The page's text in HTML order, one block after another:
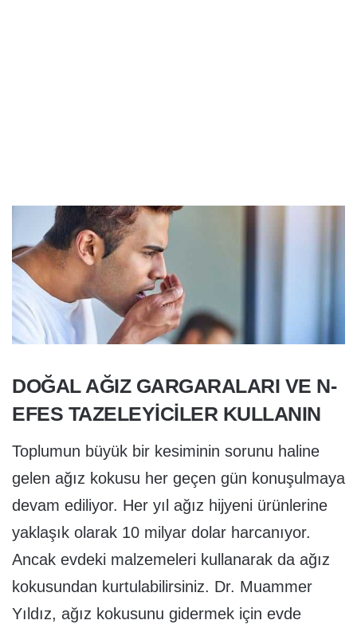
DOĞAL AĞIZ GARGARALARI VE N-
EFES TAZELEYİCİLER KULLANIN
Toplumun büyük bir kesiminin sorunu haline
gelen ağız kokusu her geçen gün konuşulmaya
devam ediliyor. Her yıl ağız hijyeni ürünlerine
yaklaşık olarak 10 milyar dolar harcanıyor.
Ancak evdeki malzemeleri kullanarak da ağız
kokusundan kurtulabilirsiniz. Dr. Muammer
Yıldız, ağız kokusunu gidermek için evde